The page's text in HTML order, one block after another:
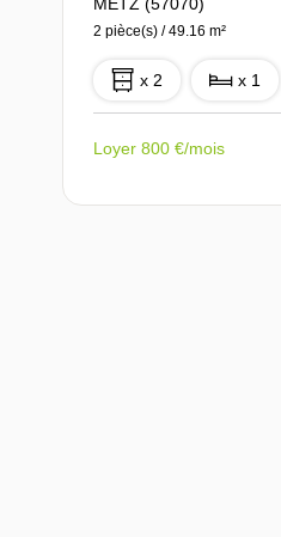
2 pièce(s) / 49.16 m²
x 2 x 1
Loyer 800 €/mois